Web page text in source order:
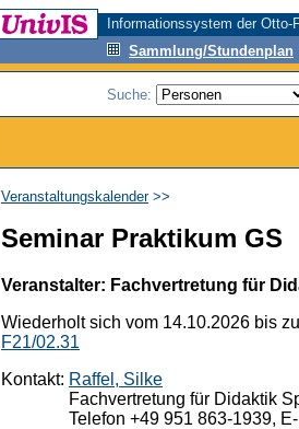
Informationssystem der
Sammlung/Stundenplan
Suche:
Veranstaltungskalender>>
Seminar Praktikum GS
Veranstalter: Fachvertretung für
Wiederholt sich vom 14.10.2026 bis
F21/02.31
Kontakt: Raffel, Silke
Fachvertretung für Didaktik
Telefon +49 951 863-1939,